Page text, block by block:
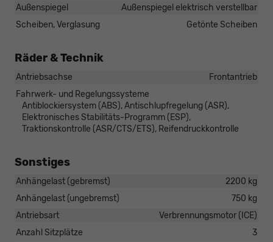
Außenspiegel
Außenspiegel elektrisch verstellbar
Scheiben, Verglasung
Getönte Scheiben
Räder & Technik
Antriebsachse
Frontantrieb
Fahrwerk- und Regelungssysteme
Antiblockiersystem (ABS), Antischlupfregelung (ASR),
Elektronisches Stabilitäts-Programm (ESP),
Traktionskontrolle (ASR/CTS/ETS), Reifendruckkontrolle
Sonstiges
Anhängelast (gebremst)
2200 kg
Anhängelast (ungebremst)
750 kg
Antriebsart
Verbrennungsmotor (ICE)
Anzahl Sitzplätze
3